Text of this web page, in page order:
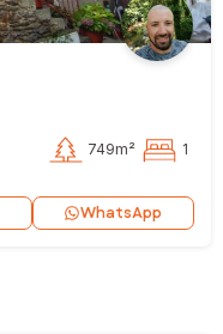
749m² 1
WhatsApp